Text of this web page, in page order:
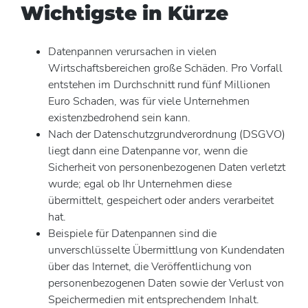
Wichtigste in Kürze
Datenpannen verursachen in vielen
Wirtschaftsbereichen große Schäden. Pro Vorfall
entstehen im Durchschnitt rund fünf Millionen
Euro Schaden, was für viele Unternehmen
existenzbedrohend sein kann.
Nach der Datenschutzgrundverordnung (DSGVO)
liegt dann eine Datenpanne vor, wenn die
Sicherheit von personenbezogenen Daten verletzt
wurde; egal ob Ihr Unternehmen diese
übermittelt, gespeichert oder anders verarbeitet
hat.
Beispiele für Datenpannen sind die
unverschlüsselte Übermittlung von Kundendaten
über das Internet, die Veröffentlichung von
personenbezogenen Daten sowie der Verlust von
Speichermedien mit entsprechendem Inhalt.